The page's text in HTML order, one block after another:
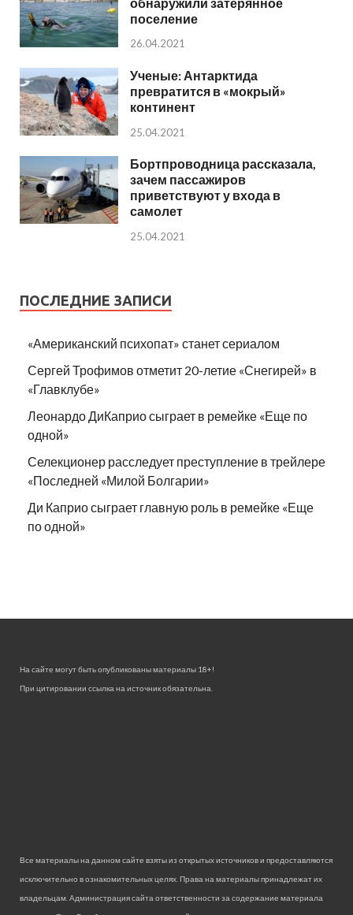
поселение
26.04.2021
Ученые: Антарктида
превратится в «мокрый»
континент
25.04.2021
Бортпроводница рассказала,
зачем пассажиров
приветствуют у входа в
самолет
25.04.2021
ПОСЛЕДНИЕ ЗАПИСИ
«Американский психопат» станет сериалом
Сергей Трофимов отметит 20-летие «Снегирей» в
«Главклубе»
Леонардо ДиКаприо сыграет в ремейке «Еще по
одной»
Селекционер расследует преступление в трейлере
«Последней «Милой Болгарии»
Ди Каприо сыграет главную роль в ремейке «Еще
по одной»
На сайте могут быть опубликованы материалы 18+!
При цитировании ссылка на источник обязательна.
Все материалы на данном сайте взяты из открытых источников и предоставляются
исключительно в ознакомительных целях. Права на материалы принадлежат их
владельцам. Администрация сайта ответственности за содержание материала